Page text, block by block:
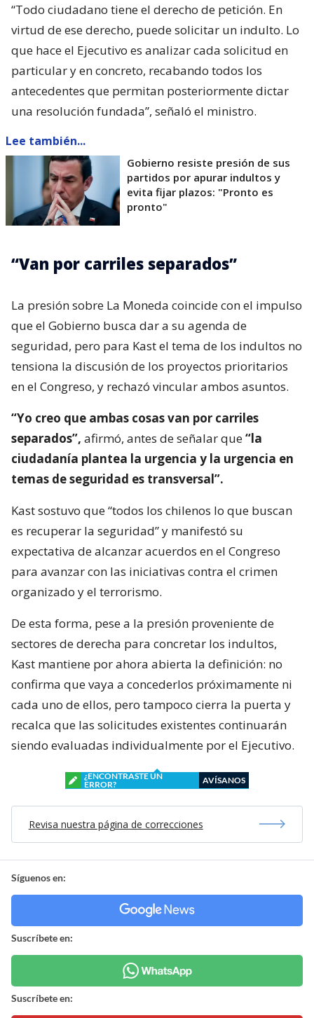
“Todo ciudadano tiene el derecho de petición. En
virtud de ese derecho, puede solicitar un indulto. Lo
que hace el Ejecutivo es analizar cada solicitud en
particular y en concreto, recabando todos los
antecedentes que permitan posteriormente dictar
una resolución fundada”, señaló el ministro.
Lee también...
Gobierno resiste presión de sus
partidos por apurar indultos y
evita fijar plazos: "Pronto es
pronto"
“Van por carriles separados”
La presión sobre La Moneda coincide con el impulso
que el Gobierno busca dar a su agenda de
seguridad, pero para Kast el tema de los indultos no
tensiona la discusión de los proyectos prioritarios
en el Congreso, y rechazó vincular ambos asuntos.
“Yo creo que ambas cosas van por carriles
separados”, afirmó, antes de señalar que“la
ciudadanía plantea la urgencia y la urgencia en
temas de seguridad es transversal”.
Kast sostuvo que “todos los chilenos lo que buscan
es recuperar la seguridad” y manifestó su
expectativa de alcanzar acuerdos en el Congreso
para avanzar con las iniciativas contra el crimen
organizado y el terrorismo.
De esta forma, pese a la presión proveniente de
sectores de derecha para concretar los indultos,
Kast mantiene por ahora abierta la definición: no
confirma que vaya a concederlos próximamente ni
cada uno de ellos, pero tampoco cierra la puerta y
recalca que las solicitudes existentes continuarán
siendo evaluadas individualmente por el Ejecutivo.
¿ENCONTRASTE UN
ERROR?
AVÍSANOS
Revisa nuestra página de correcciones
Síguenos en:
Suscríbete en:
Suscríbete en: